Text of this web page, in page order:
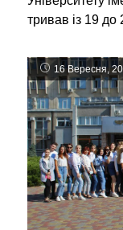
тривав із 19
16 Вересня,